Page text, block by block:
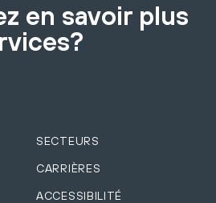
en savoir plus
SECTEURS
CARRIÈRES
ACCESSIBILITÉ